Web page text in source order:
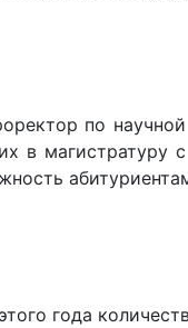
по
в магистратуру
года